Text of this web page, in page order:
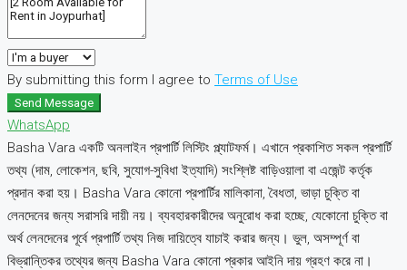
By submitting this form I agree to Terms of Use
Send Message
WhatsApp
Basha Vara একটি অনলাইন প্রপার্টি লিস্টিং প্ল্যাটফর্ম। এখানে প্রকাশিত সকল প্রপার্টি
তথ্য (দাম, লোকেশন, ছবি, সুযোগ-সুবিধা ইত্যাদি) সংশ্লিষ্ট বাড়িওয়ালা বা এজেন্ট কর্তৃক
প্রদান করা হয়। Basha Vara কোনো প্রপার্টির মালিকানা, বৈধতা, ভাড়া চুক্তি বা
লেনদেনের জন্য সরাসরি দায়ী নয়। ব্যবহারকারীদের অনুরোধ করা হচ্ছে, যেকোনো চুক্তি বা
অর্থ লেনদেনের পূর্বে প্রপার্টি তথ্য নিজ দায়িত্বে যাচাই করার জন্য। ভুল, অসম্পূর্ণ বা
বিভ্রান্তিকর তথ্যের জন্য Basha Vara কোনো প্রকার আইনি দায় গ্রহণ করে না।